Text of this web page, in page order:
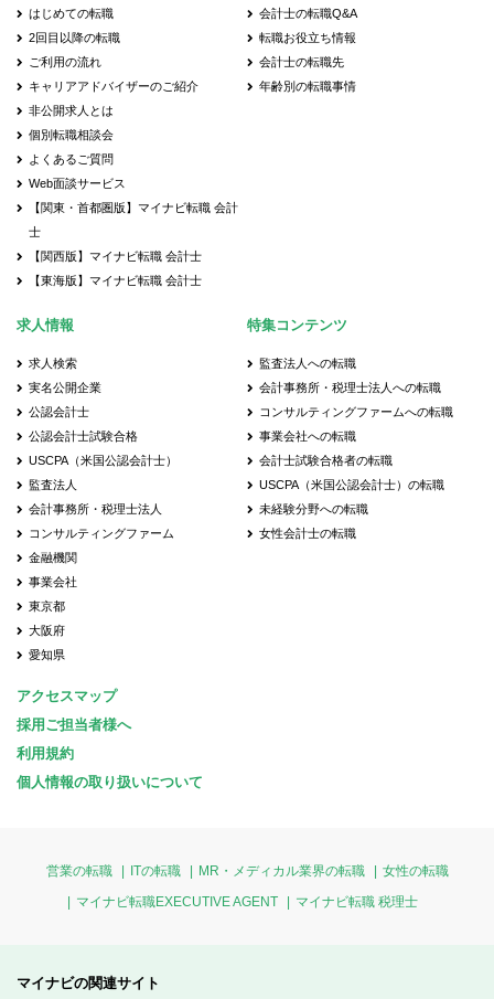
はじめての転職
2回目以降の転職
ご利用の流れ
キャリアアドバイザーのご紹介
非公開求人とは
個別転職相談会
よくあるご質問
Web面談サービス
【関東・首都圏版】マイナビ転職 会計
士
【関西版】マイナビ転職 会計士
【東海版】マイナビ転職 会計士
会計士の転職Q&A
転職お役立ち情報
会計士の転職先
年齢別の転職事情
求人情報
求人検索
実名公開企業
公認会計士
公認会計士試験合格
USCPA（米国公認会計士）
監査法人
会計事務所・税理士法人
コンサルティングファーム
金融機関
事業会社
東京都
大阪府
愛知県
特集コンテンツ
監査法人への転職
会計事務所・税理士法人への転職
コンサルティングファームへの転職
事業会社への転職
会計士試験合格者の転職
USCPA（米国公認会計士）の転職
未経験分野への転職
女性会計士の転職
アクセスマップ
採用ご担当者様へ
利用規約
個人情報の取り扱いについて
営業の転職 ITの転職 MR・メディカル業界の転職
女性の転職
マイナビ転職EXECUTIVE AGENT
マイナビ転職 税理士
マイナビの関連サイト